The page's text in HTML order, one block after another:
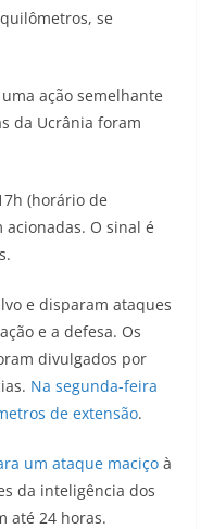
se
ação semelhante
da Ucrânia foram
(horário de
O sinal é
e disparam ataques
e a defesa. Os
divulgados por
Na segunda-feira
de extensão.
um ataque maciço à
da inteligência dos
até 24 horas.